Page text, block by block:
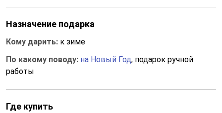
Назначение подарка
Кому дарить: к зиме
По какому поводу: на Новый Год, подарок ручной
работы
Где купить